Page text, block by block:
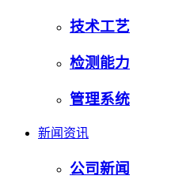
技术工艺
检测能力
管理系统
新闻资讯
公司新闻